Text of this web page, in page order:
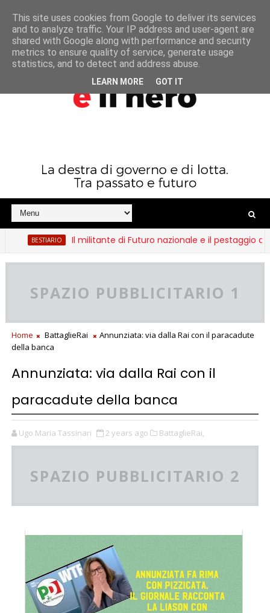
BESTIARIO Il militante di Futuro nazionale e il pestaggio dello
SPAZIO PUBBLICITARIO 1
Home BattaglieRai
Annunziata: via dalla Rai con il paracadute
della banca
Annunziata: via dalla Rai con il
paracadute della banca
Ugo Maria Tassinari 2 years ago BattaglieRai,
SPAZIO PUBBLICITARIO 2
This site uses cookies from Google to deliver its services
and to analyze traffic. Your IP address and user-agent are
shared with Google along with performance and security
metrics to ensure quality of service, generate usage
statistics, and to detect and address abuse.
LEARN MORE GOT IT